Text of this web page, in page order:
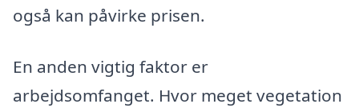
også kan påvirke prisen.
En anden vigtig faktor er
arbejdsomfanget. Hvor meget vegetation